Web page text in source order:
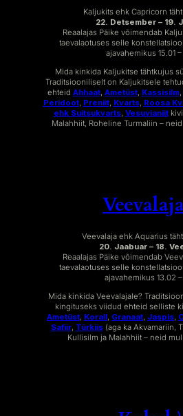
Kaljukits ehk Capricorn
22. Detsember – 19.
Reaalajas Päike võimendab
taevalaotuses selle
ajavahemikus 15.01 –
Mida kinkida Kaljukitse tähtkujus
Traditsiooniliselt on Kaljukitsele
ehteid Ahhaat, Ametüst, Kassisilm,
Peridoot, Preniit, Kvarts, Roosa
ehk Suitsukvarts, Vesuvianiit
Malahhiit, Roheline Turmaliin –
Veevalaja ehk Aquarius
20. Jaabuar – 18.
Reaalajas Päike võimendab
taevalaotuses selle
ajavahemikus 13.02 –
Mida kinkida Veevalajale?
kingituseks viidud ehteid selliste
Ametüst, Korall, Granaat, Jaspis,
Safiir, Türkiis(aga ka Akvamariin,
Kullisilm ja Malahhiit – neid